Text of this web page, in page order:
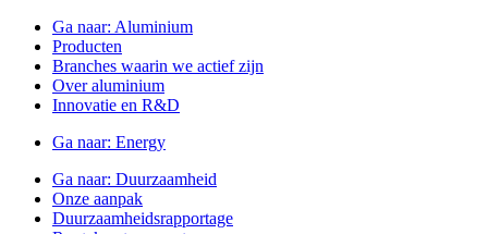
Ga naar: Aluminium
Producten
Branches waarin we actief zijn
Over aluminium
Innovatie en R&D
Ga naar: Energy
Ga naar: Duurzaamheid
Onze aanpak
Duurzaamheidsrapportage